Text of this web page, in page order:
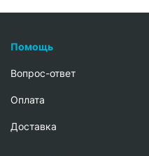
Помощь
Вопрос-ответ
Oплата
Доставка